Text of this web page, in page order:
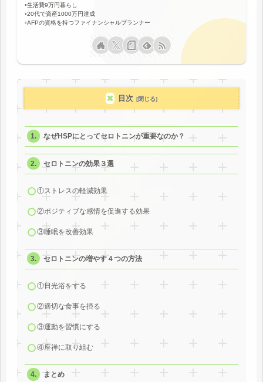
◦生活費9万円暮らし
◦20代で資産1000万円達成
◦AFPの資格を持つファイナンシャルプランナー
目次
なぜHSPにとってセロトニンが重要なのか？
セロトニンの効果３選
①ストレスの軽減効果
②ポジティブな感情を促進する効果
③睡眠を改善効果
セロトニンの増やす４つの方法
①日光浴をする
②適切な食事を摂る
③運動を習慣にする
④座禅に取り組む
まとめ